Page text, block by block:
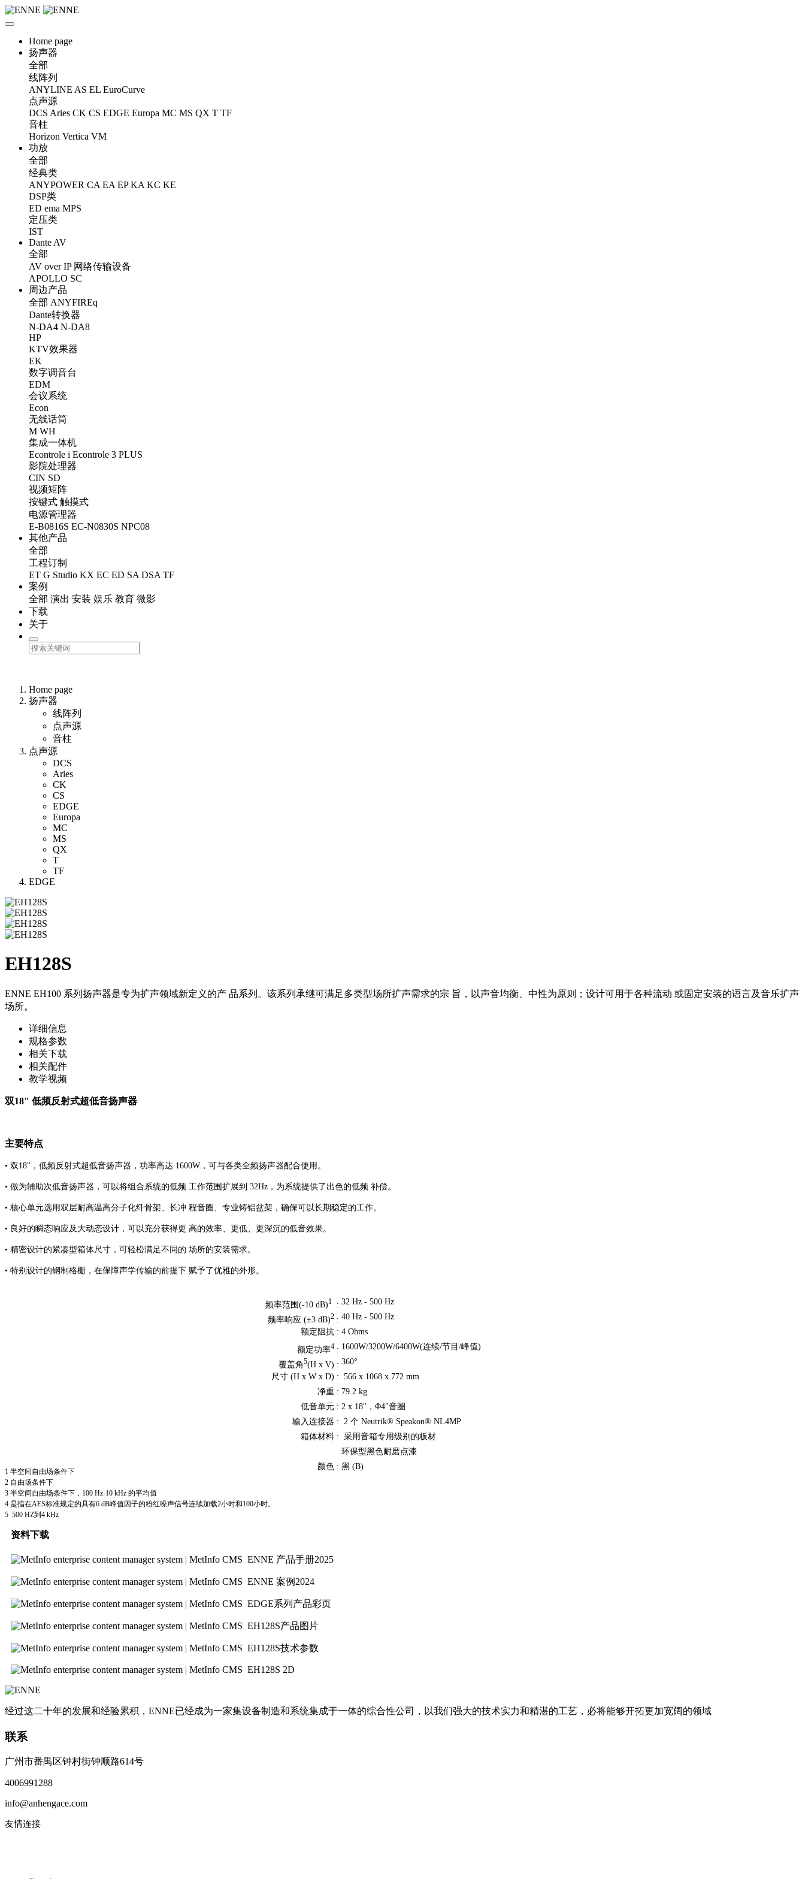
Home page
扬声器
全部
线阵列
ANYLINE AS EL EuroCurve
点声源
DCS Aries CK CS EDGE Europa MC MS QX T TF
音柱
Horizon Vertica VM
功放
全部
经典类
ANYPOWER CA EA EP KA KC KE
DSP类
ED ema MPS
定压类
IST
Dante AV
全部
AV over IP 网络传输设备
APOLLO SC
周边产品
全部 ANYFIREq
Dante转换器
N-DA4 N-DA8
HP
KTV效果器
EK
数字调音台
EDM
会议系统
Econ
无线话筒
M WH
集成一体机
Econtrole i Econtrole 3 PLUS
影院处理器
CIN SD
视频矩阵
按键式 触摸式
电源管理器
E-B0816S EC-N0830S NPC08
其他产品
全部
工程订制
ET G Studio KX EC ED SA DSA TF
案例
全部 演出 安装 娱乐 教育 微影
下载
关于
Home page
扬声器
线阵列
点声源
音柱
点声源
DCS
Aries
CK
CS
EDGE
Europa
MC
MS
QX
T
TF
EDGE
EH128S
ENNE EH100 系列扬声器是专为扩声领域新定义的产 品系列。该系列承继可满足多类型场所扩声需求的宗 旨，以声音均衡、中性为原则；设计可用于各种流动 或固定安装的语言及音乐扩声
场所。
详细信息
规格参数
相关下载
相关配件
教学视频
双18" 低频反射式超低音扬声器
主要特点
• 双18"，低频反射式超低音扬声器，功率高达 1600W，可与各类全频扬声器配合使用。
• 做为辅助次低音扬声器，可以将组合系统的低频 工作范围扩展到 32Hz，为系统提供了出色的低频 补偿。
• 核心单元选用双层耐高温高分子化纤骨架、长冲 程音圈、专业铸铝盆架，确保可以长期稳定的工作。
• 良好的瞬态响应及大动态设计，可以充分获得更 高的效率、更低、更深沉的低音效果。
• 精密设计的紧凑型箱体尺寸，可轻松满足不同的 场所的安装需求。
• 特别设计的钢制格栅，在保障声学传输的前提下 赋予了优雅的外形。
频率范围(-10 dB)1: 32 Hz - 500 Hz
频率响应 (±3 dB)2: 40 Hz - 500 Hz
额定阻抗 : 4 Ohms
额定功率4: 1600W/3200W/6400W(连续/节目/峰值)
覆盖角5(H x V) : 360°
尺寸 (H x W x D) : 566 x 1068 x 772 mm
净重 : 79.2 kg
低音单元 : 2 x 18"，Φ4"音圈
输入连接器 : 2 个 Neutrik® Speakon® NL4MP
箱体材料 : 采用音箱专用级别的板材
环保型黑色耐磨点漆
颜色 : 黑 (B)
1 半空间自由场条件下
2 自由场条件下
3 半空间自由场条件下，100 Hz-10 kHz 的平均值
4 是指在AES标准规定的具有6 dB峰值因子的粉红噪声信号连续加载2小时和100小时。
5 500 HZ到4 kHz
资料下载
ENNE 产品手册2025
ENNE 案例2024
EDGE系列产品彩页
EH128S产品图片
EH128S技术参数
EH128S 2D
经过这二十年的发展和经验累积，ENNE已经成为一家集设备制造和系统集成于一体的综合性公司，以我们强大的技术实力和精湛的工艺，必将能够开拓更加宽阔的领域
联系
广州市番禺区钟村街钟顺路614号
4006991288
info@anhengace.com
友情连接